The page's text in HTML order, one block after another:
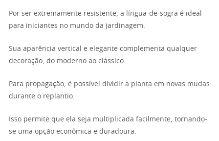
Por ser extremamente resistente, a língua-de-sogra é ideal
para iniciantes no mundo da jardinagem.
Sua aparência vertical e elegante complementa qualquer
decoração, do moderno ao clássico.
Para propagação, é possível dividir a planta em novas mudas
durante o replantio.
Isso permite que ela seja multiplicada facilmente, tornando-
se uma opção econômica e duradoura.